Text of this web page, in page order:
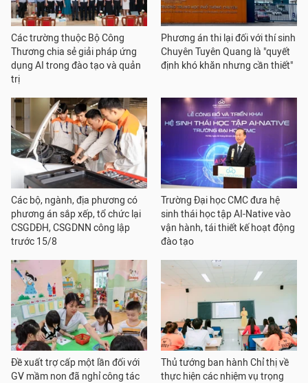
Các trường thuộc Bộ Công
Thương chia sẻ giải pháp ứng
dụng AI trong đào tạo và quản
trị
Phương án thi lại đối với thí sinh
Chuyên Tuyên Quang là "quyết
định khó khăn nhưng cần thiết"
Các bộ, ngành, địa phương có
phương án sắp xếp, tổ chức lại
CSGDĐH, CSGDNN công lập
trước 15/8
Trường Đại học CMC đưa hệ
sinh thái học tập AI-Native vào
vận hành, tái thiết kế hoạt động
đào tạo
Đề xuất trợ cấp một lần đối với
GV mầm non đã nghỉ công tác
Thủ tướng ban hành Chỉ thị về
thực hiện các nhiệm vụ trọng